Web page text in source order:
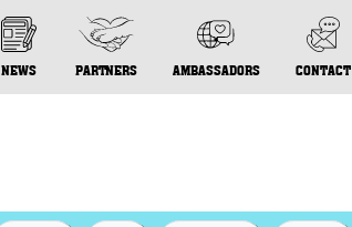
NEWS PARTNERS AMBASSADORS CONTACT